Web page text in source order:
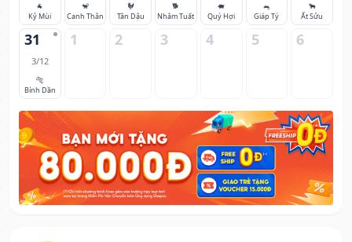
🐐
Kỷ Mùi
🐒
Canh Thân
🐓
Tân Dậu
🐕
Nhâm Tuất
🐖
Quý Hợi
🐀
Giáp Tý
🐂
Ất Sửu
31
3/12
🐅
Bính Dần
1 2 3 4 5 6